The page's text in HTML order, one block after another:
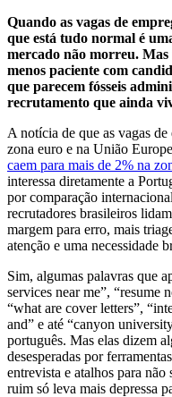
Quando as vagas de
que está tudo normal é
mercado não morreu.
menos paciente com
que parecem fósseis
recrutamento que ainda
A notícia de que as vagas
zona euro e na União
caem para mais de 2% na
interessa diretamente a
por comparação
recrutadores brasileiros
margem para erro, mais
atenção e uma necessidade
Sim, algumas palavras que
services near me”, “resume
“what are cover letters”,
and” e até “canyon
português. Mas elas dizem
desesperadas por
entrevista e atalhos para
ruim só leva mais depressa